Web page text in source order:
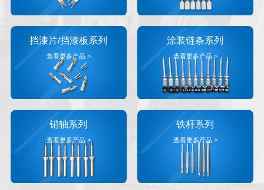
挡漆片/挡漆板系列
查看更多产品 >
涂装链条系列
查看更多产品 >
销轴系列
查看更多产品 >
铁杆系列
查看更多产品 >